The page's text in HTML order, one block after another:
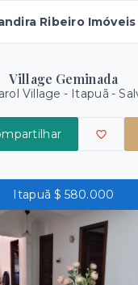
Ribeiro Imóveis
Village Geminada
Village - Itapuã -
Itapuã $ 580.000